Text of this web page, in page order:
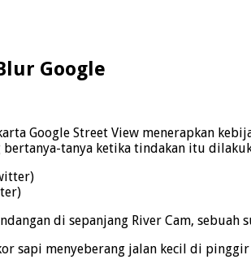
Google
Google Street View menerapkan
tanya ketika tindakan itu
di sepanjang River Cam, sebuah
sapi menyeberang jalan kecil di pinggir